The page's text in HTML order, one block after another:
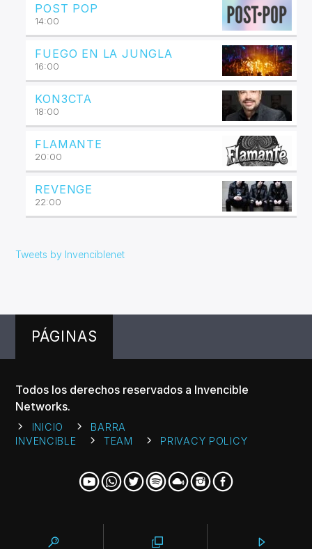
POST POP
14:00
FUEGO EN LA JUNGLA
16:00
KON3CTA
18:00
FLAMANTE
20:00
REVENGE
22:00
Tweets by Invenciblenet
PÁGINAS
Todos los derechos reservados a Invencible
Networks.
INICIO
BARRA
INVENCIBLE
TEAM PRIVACY POLICY